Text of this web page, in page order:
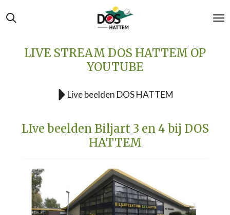
Ga
direct
LIVE STREAM DOS HATTEM OP
YOUTUBE
Live beelden DOS HATTEM
LIve beelden Biljart 3 en 4 bij DOS
HATTEM